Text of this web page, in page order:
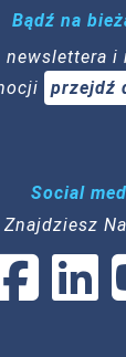
Bądź na
i
przejdź
Social
Znajdziesz